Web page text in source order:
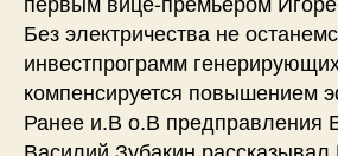
Без электричества не
инвестпрограмм
компенсируется повышением
Ранее и.В о.В предправления
Василий Зубакин